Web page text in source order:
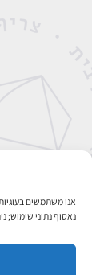
נאסוף נתוני שימוש;